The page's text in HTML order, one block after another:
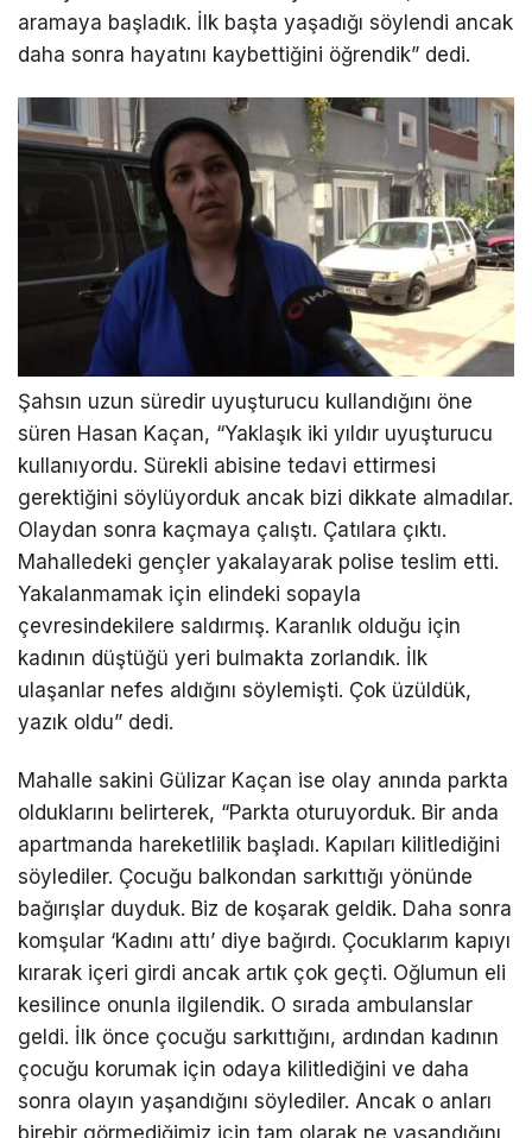
aramaya başladık. İlk başta yaşadığı söylendi ancak
daha sonra hayatını kaybettiğini öğrendik” dedi.
Şahsın uzun süredir uyuşturucu kullandığını öne
süren Hasan Kaçan, “Yaklaşık iki yıldır uyuşturucu
kullanıyordu. Sürekli abisine tedavi ettirmesi
gerektiğini söylüyorduk ancak bizi dikkate almadılar.
Olaydan sonra kaçmaya çalıştı. Çatılara çıktı.
Mahalledeki gençler yakalayarak polise teslim etti.
Yakalanmamak için elindeki sopayla
çevresindekilere saldırmış. Karanlık olduğu için
kadının düştüğü yeri bulmakta zorlandık. İlk
ulaşanlar nefes aldığını söylemişti. Çok üzüldük,
yazık oldu” dedi.
Mahalle sakini Gülizar Kaçan ise olay anında parkta
olduklarını belirterek, “Parkta oturuyorduk. Bir anda
apartmanda hareketlilik başladı. Kapıları kilitlediğini
söylediler. Çocuğu balkondan sarkıttığı yönünde
bağırışlar duyduk. Biz de koşarak geldik. Daha sonra
komşular ‘Kadını attı’ diye bağırdı. Çocuklarım kapıyı
kırarak içeri girdi ancak artık çok geçti. Oğlumun eli
kesilince onunla ilgilendik. O sırada ambulanslar
geldi. İlk önce çocuğu sarkıttığını, ardından kadının
çocuğu korumak için odaya kilitlediğini ve daha
sonra olayın yaşandığını söylediler. Ancak o anları
birebir görmediğimiz için tam olarak ne yaşandığını